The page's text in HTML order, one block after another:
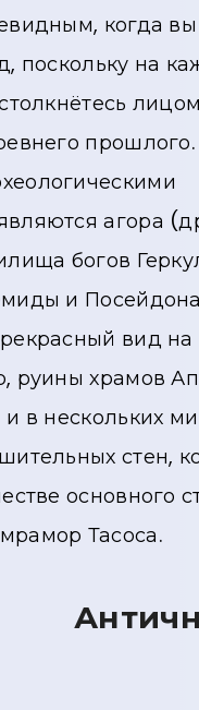
когда вы
поскольку на
прошлого.
агора
богов
и
вид
руины храмов
в нескольких
стен,
основного
Тасоса.